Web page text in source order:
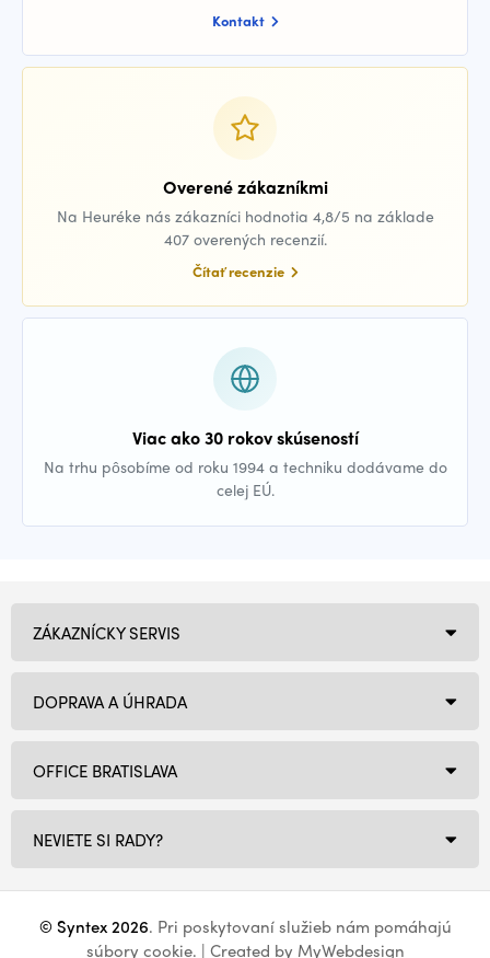
Kontakt
Overené zákazníkmi
Na Heuréke nás zákazníci hodnotia 4,8/5 na základe
407 overených recenzií.
Čítať recenzie
Viac ako 30 rokov skúseností
Na trhu pôsobíme od roku 1994 a techniku dodávame do
celej EÚ.
OFFICE BRATISLAVA
NEVIETE SI RADY?
ZÁKAZNÍCKY SERVIS
DOPRAVA A ÚHRADA
© Syntex 2026. Pri poskytovaní služieb nám pomáhajú
súbory cookie. | Created by MyWebdesign